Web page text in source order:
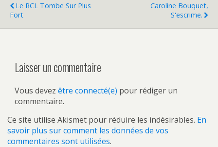
Le RCL Tombe Sur Plus
Fort
Caroline Bouquet,
S'escrime.
Laisser un commentaire
Vous devez être connecté(e) pour rédiger un
commentaire.
Ce site utilise Akismet pour réduire les indésirables. En
savoir plus sur comment les données de vos
commentaires sont utilisées.